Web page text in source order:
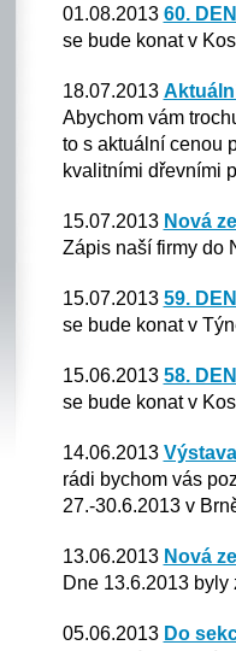
01.08.2013 60.
se bude konat v
18.07.2013
Abychom vám
to s aktuální cenou
kvalitními dřevními
15.07.2013 Nová
Zápis naší firmy do
15.07.2013 59.
se bude konat v
15.06.2013 58.
se bude konat v
14.06.2013
rádi bychom vás
27.-30.6.2013 v
13.06.2013 Nová
Dne 13.6.2013 byly
05.06.2013 Do